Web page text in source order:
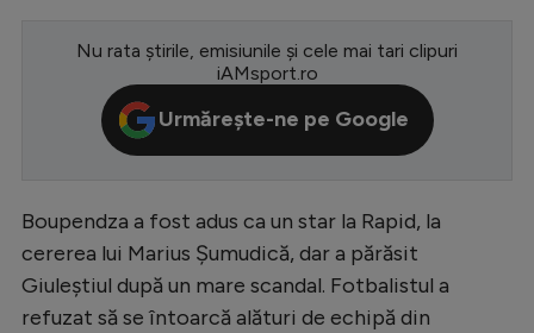
Champions League
Europa League
Conference League
Premier League
LaLiga
Serie A
Nu rata știrile, emisiunile și cele mai tari clipuri
iAMsport.ro
Urmărește-ne pe Google
Boupendza a fost adus ca un star la Rapid, la
cererea lui Marius Șumudică, dar a părăsit
Giuleștiul după un mare scandal. Fotbalistul a
refuzat să se întoarcă alături de echipă din